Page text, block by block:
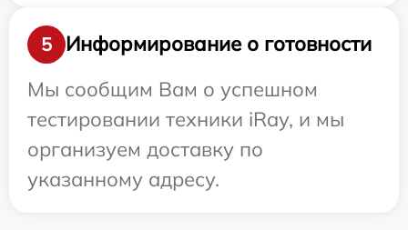
5
Информирование о готовности
Мы сообщим Вам о успешном
тестировании техники iRay, и мы
организуем доставку по
указанному адресу.